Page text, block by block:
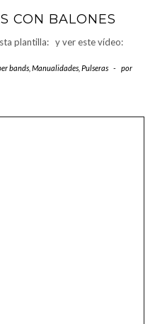
CON BALONES
plantilla: y ver este vídeo:
bands Manualidades Pulseras -
por